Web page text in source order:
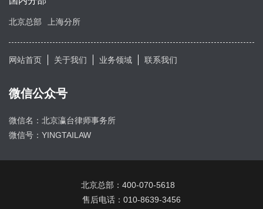
北京总部 上海分所
网站首页 关于我们 业务领域 联系我们
微信公众号
微信名：北京瀛台律师事务所
微信号：YINGTAILAW
北京总部：400-070-5618
售后电话：010-8639-3456